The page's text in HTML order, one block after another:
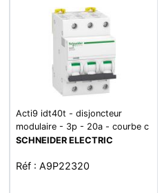
Acti9 idt40t - disjoncteur
modulaire - 3p - 20a - courbe c
- 4500a/6ka
SCHNEIDER ELECTRIC
Réf : A9P22320